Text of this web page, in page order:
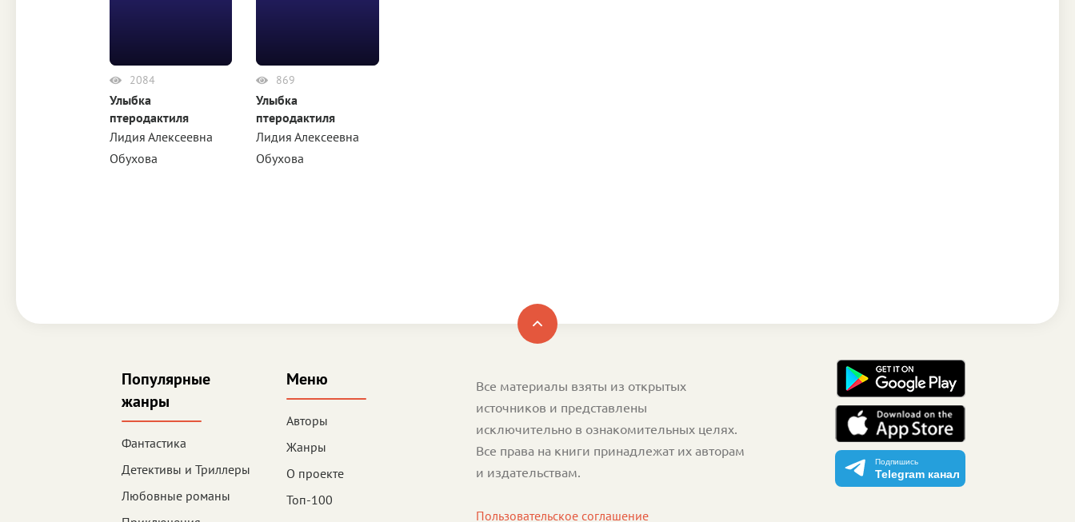
2084
Улыбка
птеродактиля
Лидия Алексеевна
Обухова
869
Улыбка
птеродактиля
Лидия Алексеевна
Обухова
Популярные
жанры
Фантастика
Детективы и Триллеры
Любовные романы
Меню
Авторы
Жанры
О проекте
Топ-100
Все материалы взяты из открытых
источников и представлены
исключительно в ознакомительных целях.
Все права на книги принадлежат их авторам
и издательствам.
Пользовательское соглашение
Подпишись
Telegram канал